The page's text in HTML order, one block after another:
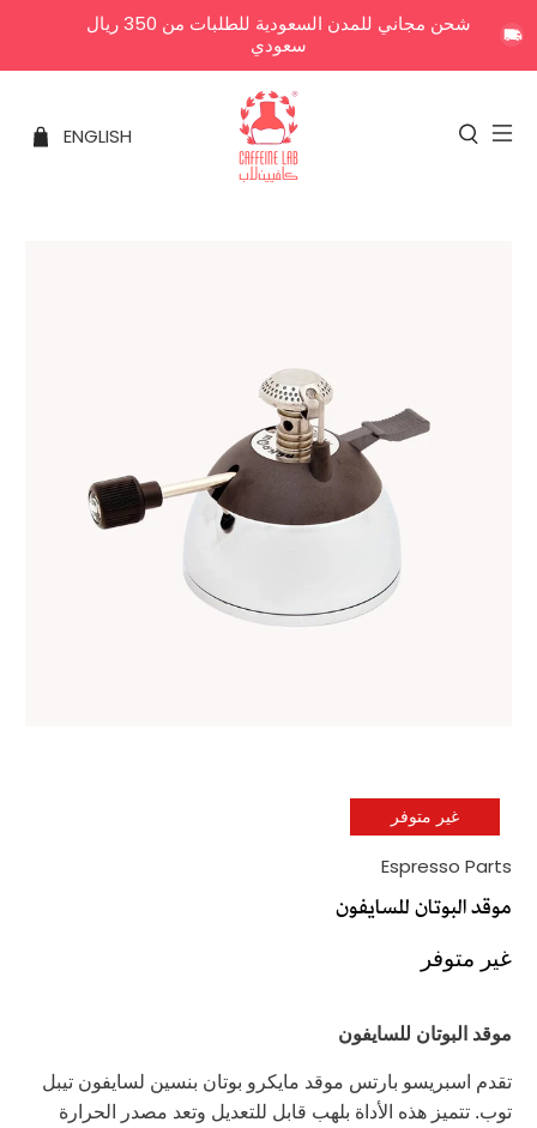
شحن مجاني للمدن السعودية للطلبات من 350 ريال
سعودي
ENGLISH
غير متوفر
Espresso Parts
موقد البوتان للسايفون
غير متوفر
موقد البوتان للسايفون
تقدم اسبريسو بارتس موقد مايكرو بوتان بنسين لسايفون تيبل
توب. تتميز هذه الأداة بلهب قابل للتعديل وتعد مصدر الحرارة